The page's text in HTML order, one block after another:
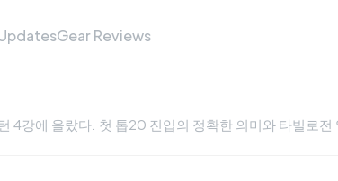
Gear Reviews
4강에 올랐다. 첫 톱20 진입의 정확한 의미와 타빌로전